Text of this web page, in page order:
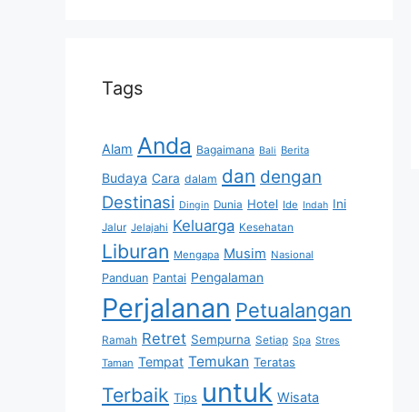
Tags
Alam Anda Bagaimana Bali Berita
Budaya Cara dalam dan dengan
Destinasi Dingin Dunia Hotel Ide Indah Ini
Jalur Jelajahi Keluarga Kesehatan
Liburan Mengapa Musim Nasional
Panduan Pantai Pengalaman
Perjalanan Petualangan
Ramah Retret Sempurna Setiap Spa Stres
Taman Tempat Temukan Teratas
Terbaik Tips untuk Wisata